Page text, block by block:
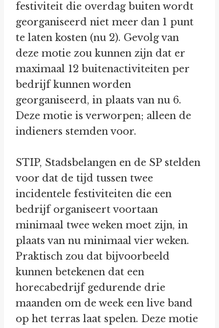
festiviteit die overdag buiten wordt
georganiseerd niet meer dan 1 punt
te laten kosten (nu 2). Gevolg van
deze motie zou kunnen zijn dat er
maximaal 12 buitenactiviteiten per
bedrijf kunnen worden
georganiseerd, in plaats van nu 6.
Deze motie is verworpen; alleen de
indieners stemden voor.
STIP, Stadsbelangen en de SP stelden
voor dat de tijd tussen twee
incidentele festiviteiten die een
bedrijf organiseert voortaan
minimaal twee weken moet zijn, in
plaats van nu minimaal vier weken.
Praktisch zou dat bijvoorbeeld
kunnen betekenen dat een
horecabedrijf gedurende drie
maanden om de week een live band
op het terras laat spelen. Deze motie